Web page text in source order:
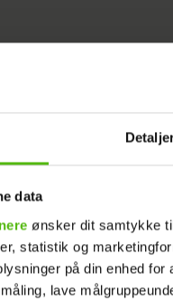
data
ønsker dit samtykke
statistik og
på din enhed
lave
håbet, at alt gik
tilfældet
. Især
forhold. Vi har
speciale i
elsker ikke